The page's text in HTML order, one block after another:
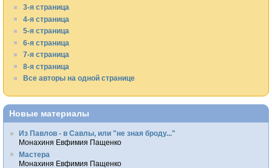
3-я страница
4-я страница
5-я страница
6-я страница
7-я страница
8-я страница
Все авторы на одной странице
Новые материалы
Из Павлов - в Савлы, или "не зная броду..."
Монахиня Евфимия Пащенко
Мастера
Монахиня Евфимия Пащенко